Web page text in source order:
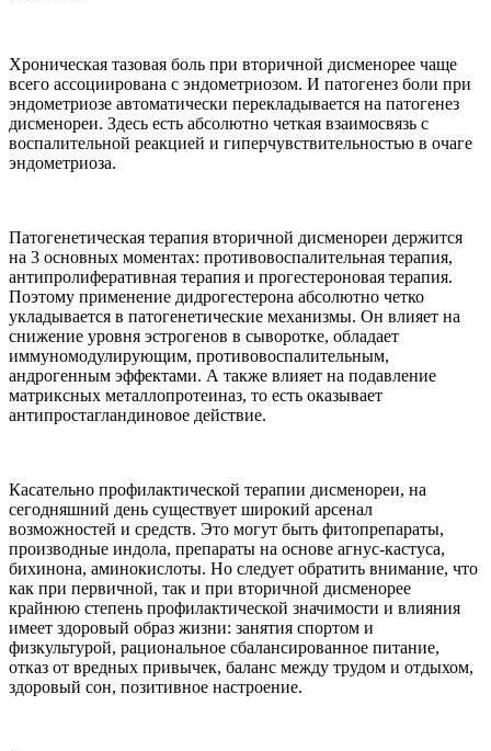
Хроническая тазовая боль при вторичной дисменорее чаще
всего ассоциирована с эндометриозом. И патогенез боли при
эндометриозе автоматически перекладывается на патогенез
дисменореи. Здесь есть абсолютно четкая взаимосвязь с
воспалительной реакцией и гиперчувствительностью в очаге
эндометриоза.
Патогенетическая терапия вторичной дисменореи держится
на 3 основных моментах: противовоспалительная терапия,
антипролиферативная терапия и прогестероновая терапия.
Поэтому применение дидрогестерона абсолютно четко
укладывается в патогенетические механизмы. Он влияет на
снижение уровня эстрогенов в сыворотке, обладает
иммуномодулирующим, противовоспалительным,
андрогенным эффектами. А также влияет на подавление
матриксных металлопротеиназ, то есть оказывает
антипростагландиновое действие.
Касательно профилактической терапии дисменореи, на
сегодняшний день существует широкий арсенал
возможностей и средств. Это могут быть фитопрепараты,
производные индола, препараты на основе агнус-кастуса,
бихинона, аминокислоты. Но следует обратить внимание, что
как при первичной, так и при вторичной дисменорее
крайнюю степень профилактической значимости и влияния
имеет здоровый образ жизни: занятия спортом и
физкультурой, рациональное сбалансированное питание,
отказ от вредных привычек, баланс между трудом и отдыхом,
здоровый сон, позитивное настроение.